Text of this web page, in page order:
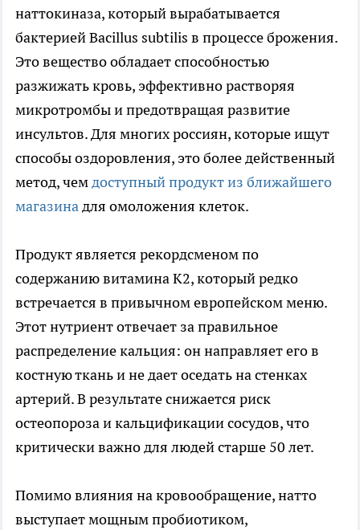
наттокиназа, который вырабатывается
бактерией Bacillus subtilis в процессе брожения.
Это вещество обладает способностью
разжижать кровь, эффективно растворяя
микротромбы и предотвращая развитие
инсультов. Для многих россиян, которые ищут
способы оздоровления, это более действенный
метод, чемдоступный продукт из ближайшего
магазинадля омоложения клеток.
Продукт является рекордсменом по
содержанию витамина K2, который редко
встречается в привычном европейском меню.
Этот нутриент отвечает за правильное
распределение кальция: он направляет его в
костную ткань и не дает оседать на стенках
артерий. В результате снижается риск
остеопороза и кальцификации сосудов, что
критически важно для людей старше 50 лет.
Помимо влияния на кровообращение, натто
выступает мощным пробиотиком,